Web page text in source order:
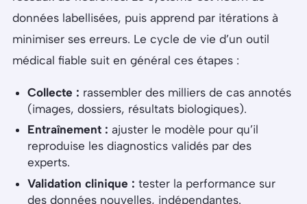
données labellisées, puis apprend par itérations à
minimiser ses erreurs. Le cycle de vie d’un outil
médical fiable suit en général ces étapes :
Collecte : rassembler des milliers de cas annotés
(images, dossiers, résultats biologiques).
Entraînement : ajuster le modèle pour qu’il
reproduise les diagnostics validés par des
experts.
Validation clinique : tester la performance sur
des données nouvelles, indépendantes.